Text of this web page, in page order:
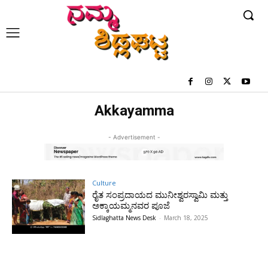
Akkayamma
- Advertisement -
Culture
ರೈತ ಸಂಪ್ರದಾಯದ ಮುನೀಶ್ವರಸ್ವಾಮಿ ಮತ್ತು
ಅಕ್ಕಾಯಮ್ಮನವರ ಪೂಜೆ
Sidlaghatta News Desk - March 18, 2025